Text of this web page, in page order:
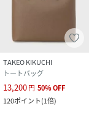
TAKEO KIKUCHI
トートバッグ
13,200円 50%OFF
120ポイント(1倍)